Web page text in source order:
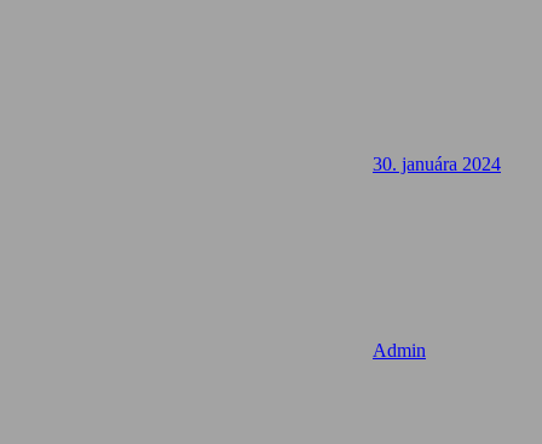
30. januára 2024
Admin